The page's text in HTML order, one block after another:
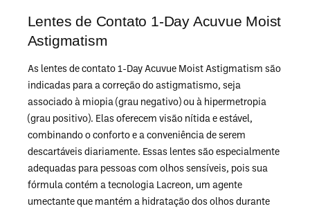
Lentes de Contato 1-Day Acuvue Moist
Astigmatism
As lentes de contato 1-Day Acuvue Moist Astigmatism são
indicadas para a correção do astigmatismo, seja
associado à miopia (grau negativo) ou à hipermetropia
(grau positivo). Elas oferecem visão nítida e estável,
combinando o conforto e a conveniência de serem
descartáveis diariamente. Essas lentes são especialmente
adequadas para pessoas com olhos sensíveis, pois sua
fórmula contém a tecnologia Lacreon, um agente
umectante que mantém a hidratação dos olhos durante